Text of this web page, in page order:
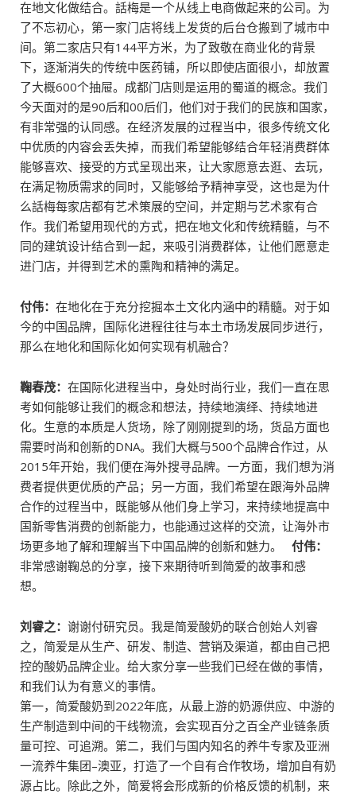
在地文化做结合。話梅是一个从线上电商做起来的公司。为
了不忘初心，第一家门店将线上发货的后台仓搬到了城市中
间。第二家店只有144平方米，为了致敬在商业化的背景
下，逐渐消失的传统中医药铺，所以即使店面很小，却放置
了大概600个抽屉。成都门店则是运用的蜀道的概念。我们
今天面对的是90后和00后们，他们对于我们的民族和国家，
有非常强的认同感。在经济发展的过程当中，很多传统文化
中优质的内容会丢失掉，而我们希望能够结合年轻消费群体
能够喜欢、接受的方式呈现出来，让大家愿意去逛、去玩，
在满足物质需求的同时，又能够给予精神享受，这也是为什
么話梅每家店都有艺术策展的空间，并定期与艺术家有合
作。我们希望用现代的方式，把在地文化和传统精髓，与不
同的建筑设计结合到一起，来吸引消费群体，让他们愿意走
进门店，并得到艺术的熏陶和精神的满足。
付伟： 在地化在于充分挖掘本土文化内涵中的精髓。对于如
今的中国品牌，国际化进程往往与本土市场发展同步进行，
那么在地化和国际化如何实现有机融合？
鞠春茂： 在国际化进程当中，身处时尚行业，我们一直在思
考如何能够让我们的概念和想法，持续地演绎、持续地进
化。生意的本质是人货场，除了刚刚提到的场，货品方面也
需要时尚和创新的DNA。我们大概与500个品牌合作过，从
2015年开始，我们便在海外搜寻品牌。一方面，我们想为消
费者提供更优质的产品；另一方面，我们希望在跟海外品牌
合作的过程当中，既能够从他们身上学习，来持续地提高中
国新零售消费的创新能力，也能通过这样的交流，让海外市
场更多地了解和理解当下中国品牌的创新和魅力。 付伟：
非常感谢鞠总的分享，接下来期待听到简爱的故事和感
想。
刘睿之： 谢谢付研究员。我是简爱酸奶的联合创始人刘睿
之，简爱是从生产、研发、制造、营销及渠道，都由自己把
控的酸奶品牌企业。给大家分享一些我们已经在做的事情，
和我们认为有意义的事情。
第一，简爱酸奶到2022年底，从最上游的奶源供应、中游的
生产制造到中间的干线物流，会实现百分之百全产业链条质
量可控、可追溯。第二，我们与国内知名的养牛专家及亚洲
一流养牛集团–澳亚，打造了一个自有合作牧场，增加自有奶
源占比。除此之外，简爱将会形成新的价格反馈的机制，来